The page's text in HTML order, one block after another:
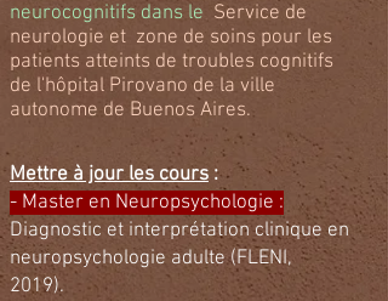
neurocognitifs dans le Service de
neurologie et zone de soins pour les
patients atteints de troubles cognitifs
de l'hôpital Pirovano de la ville
autonome de Buenos Aires.
Mettre à jour les cours :
- Master en Neuropsychologie :
Diagnostic et interprétation clinique en
neuropsychologie adulte (FLENI,
2019).